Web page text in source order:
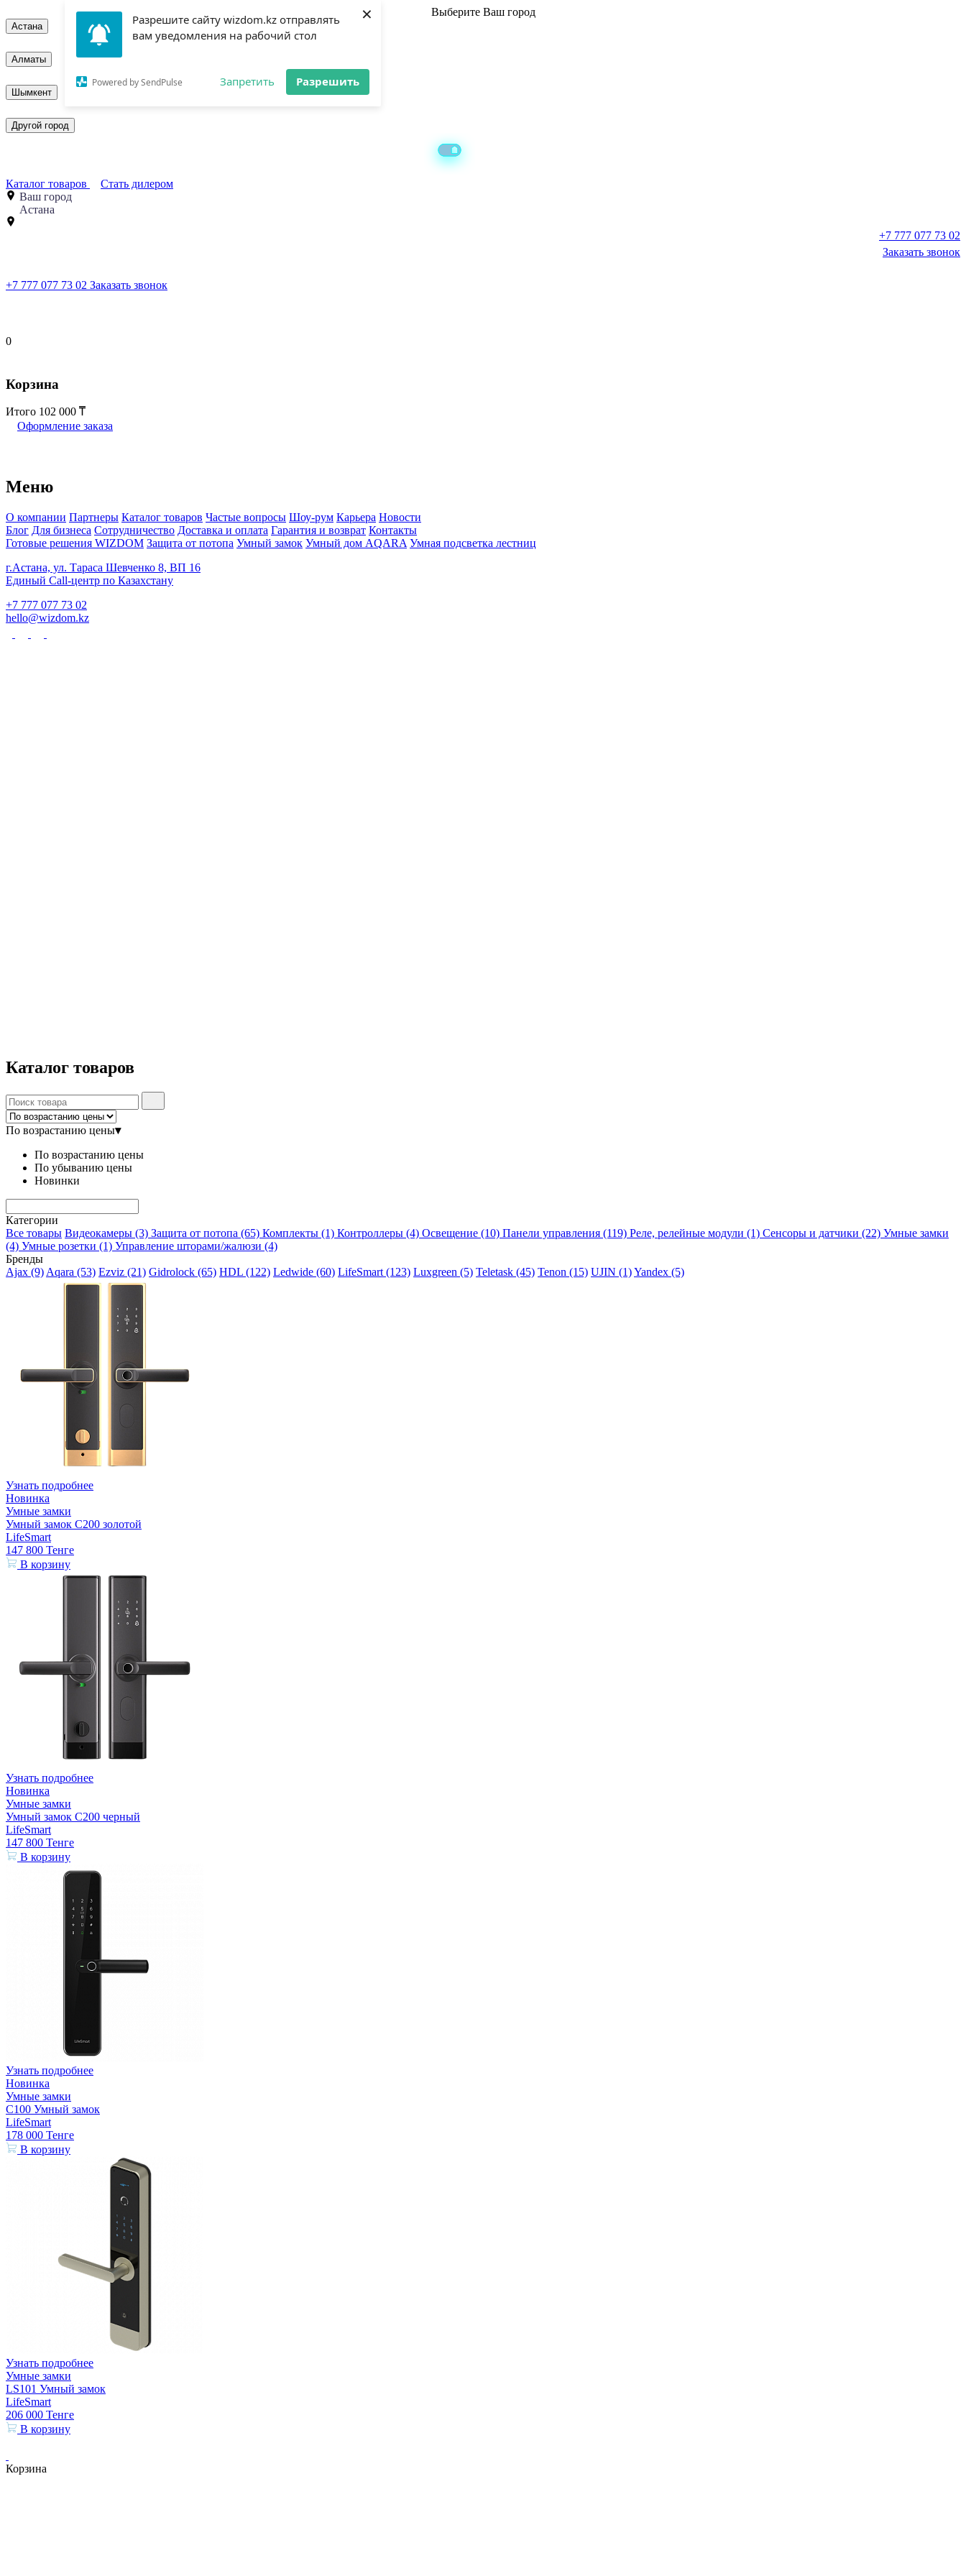
Разрешите сайту wizdom.kz отправлять
вам уведомления на рабочий стол
Powered by SendPulse Запретить Разрешить
× Выберите Ваш город
Астана
Алматы
Шымкент
Другой город
Каталог товаров
Стать дилером
Ваш город
Астана
+7 777 077 73 02
Заказать звонок
+7 777 077 73 02 Заказать звонок
0
Корзина
Итого 102 000
Оформление заказа
Меню
О компании Партнеры Каталог товаров Частые вопросы Шоу-рум Карьера Новости
Блог Для бизнеса Сотрудничество Доставка и оплата Гарантия и возврат Контакты
Готовые решения WIZDOM Защита от потопа Умный замок Умный дом AQARA Умная подсветка лестниц
г.Астана, ул. Тараса Шевченко 8, ВП 16
Единый Call-центр по Казахстану
+7 777 077 73 02
hello@wizdom.kz
Каталог товаров
По возрастанию цены▾
По возрастанию цены
По убыванию цены
Новинки
Категории
Все товары Видеокамеры (3) Защита от потопа (65) Комплекты (1) Контроллеры (4) Освещение (10) Панели управления (119) Реле, релейные модули (1) Сенсоры и датчики (22) Умные замки
(4) Умные розетки (1) Управление шторами/жалюзи (4)
Бренды
Ajax (9) Aqara (53) Ezviz (21) Gidrolock (65) HDL (122) Ledwide (60) LifeSmart (123) Luxgreen (5) Teletask (45) Tenon (15) UJIN (1)Yandex (5)
Узнать подробнее
Новинка
Умные замки
Умный замок С200 золотой
LifeSmart
147 800 Тенге
В корзину
Узнать подробнее
Новинка
Умные замки
Умный замок С200 черный
LifeSmart
147 800 Тенге
В корзину
Узнать подробнее
Новинка
Умные замки
C100 Умный замок
LifeSmart
178 000 Тенге
В корзину
Узнать подробнее
Умные замки
LS101 Умный замок
LifeSmart
206 000 Тенге
В корзину
Корзина